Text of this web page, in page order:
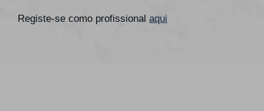
Registe-se como profissional aqui